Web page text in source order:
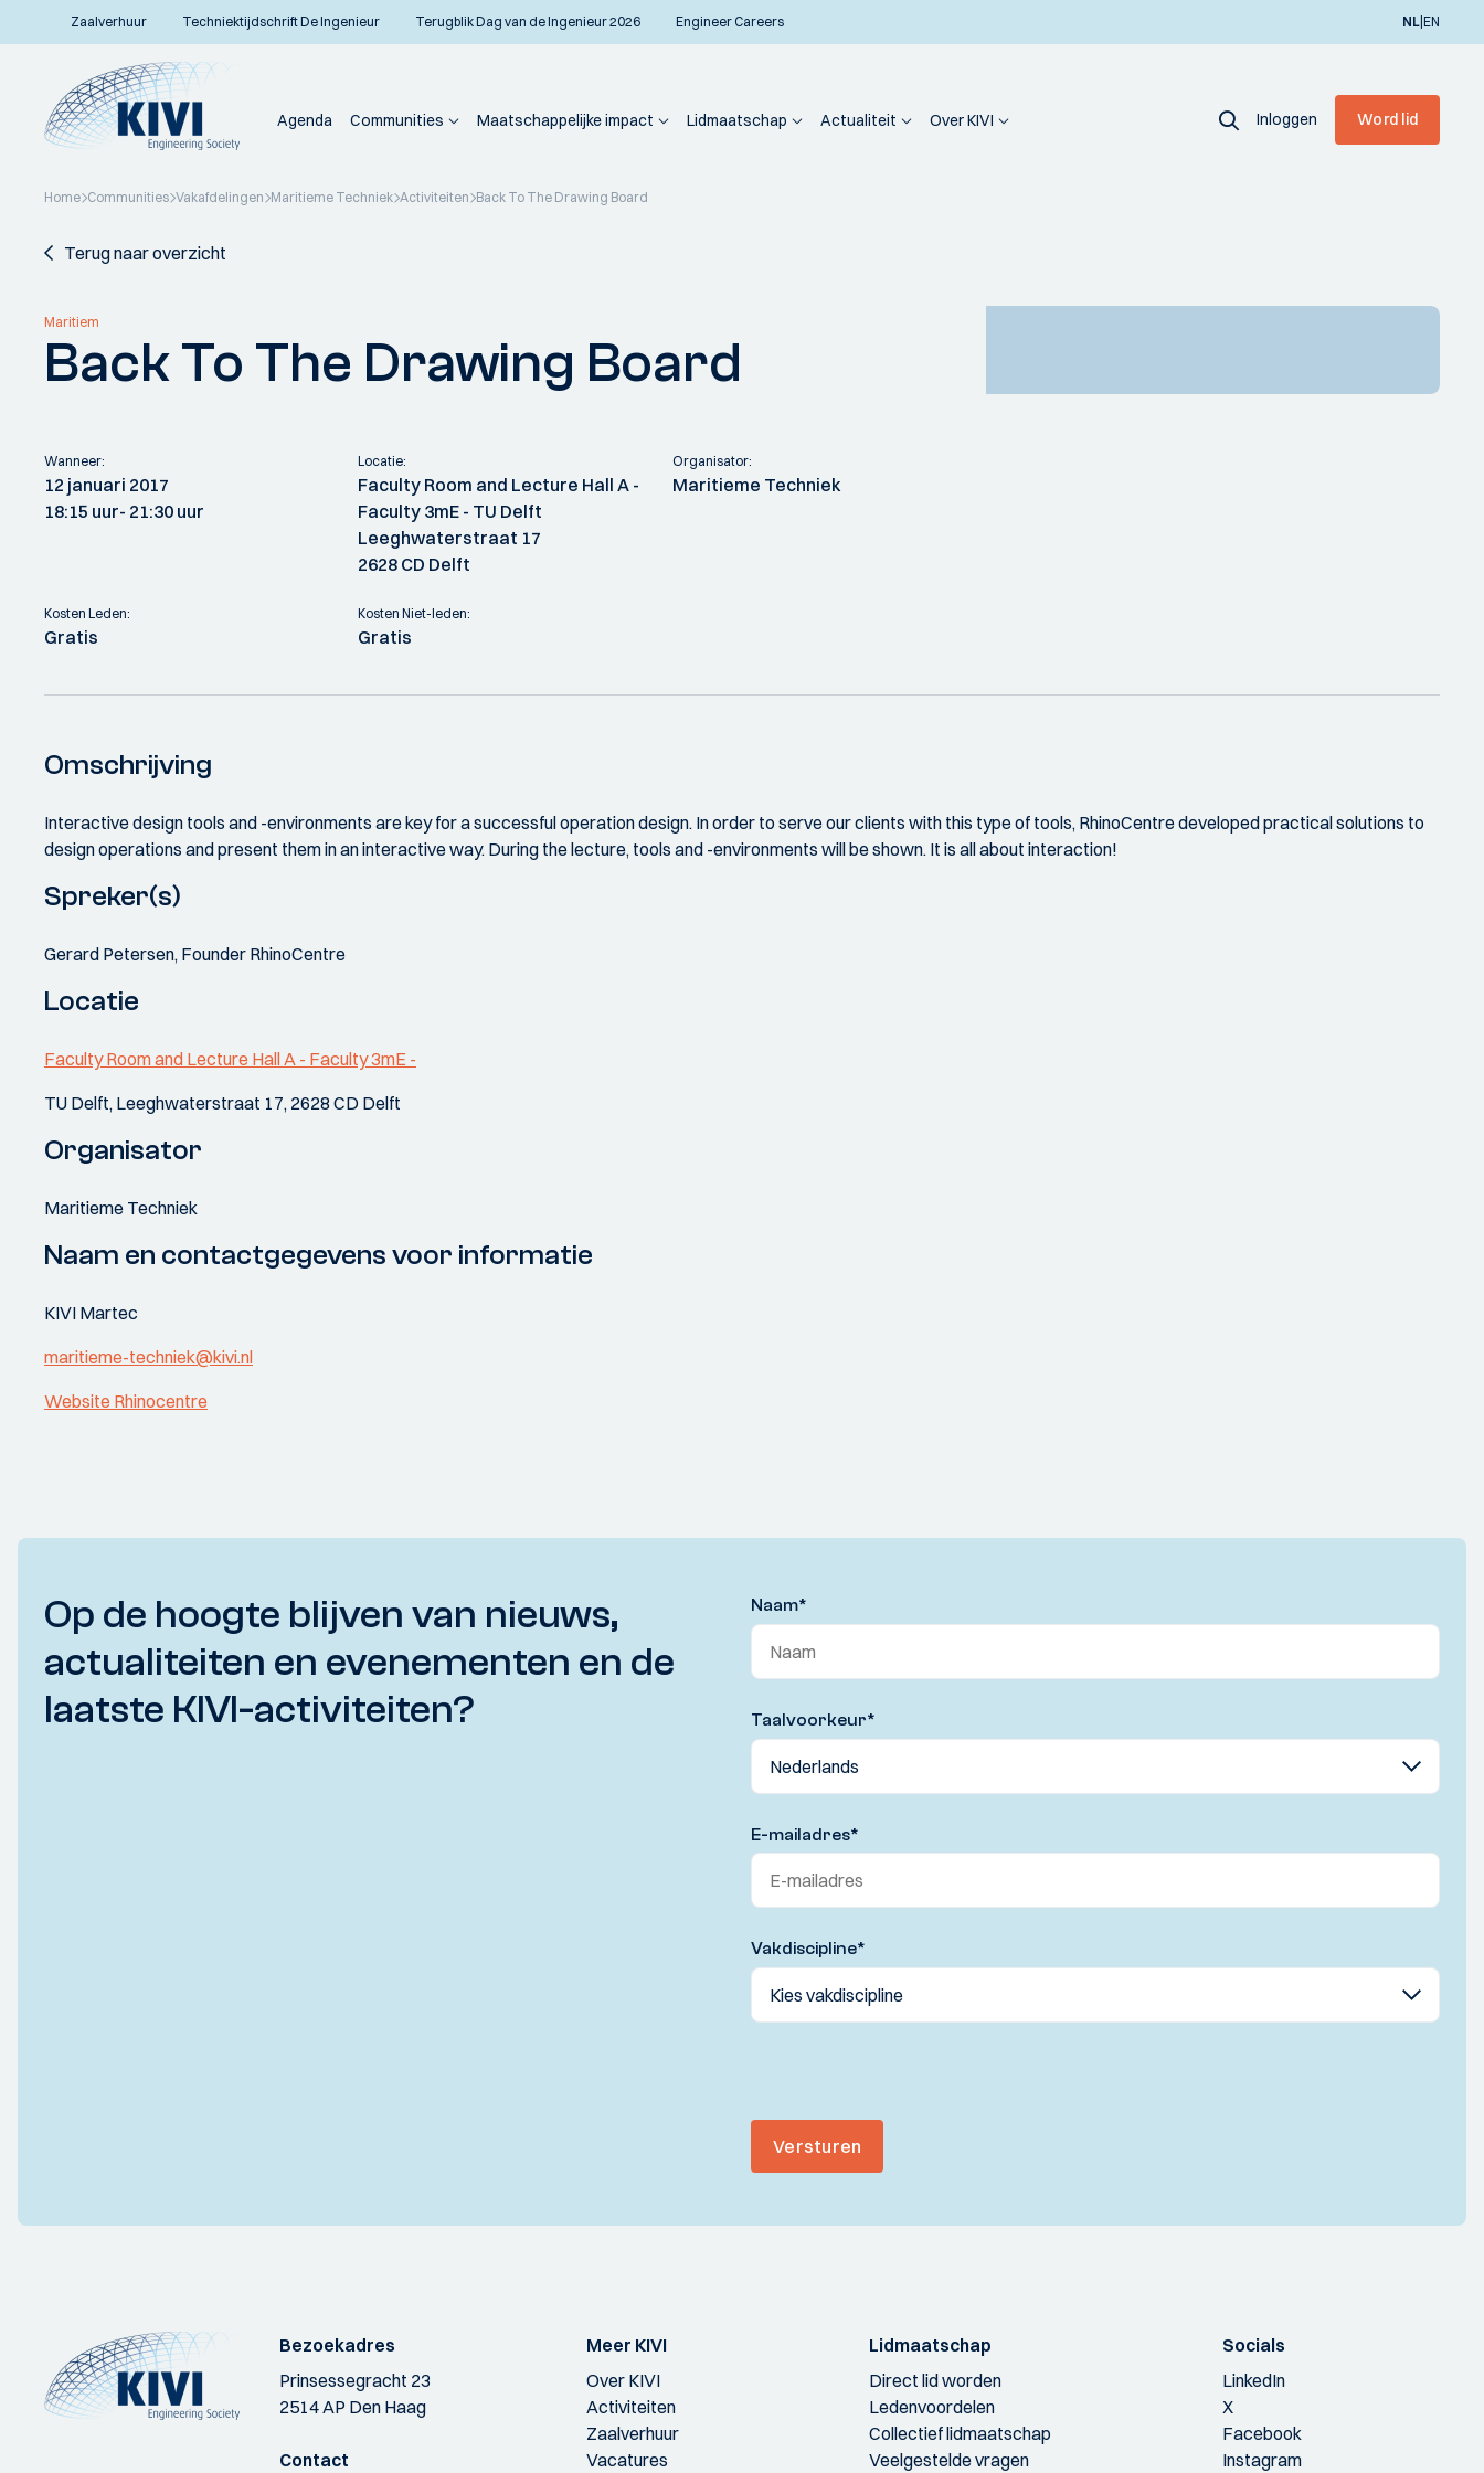
Zaalverhuur Techniektijdschrift De Ingenieur Terugblik Dag van de Ingenieur 2026 Engineer Careers NL|EN
Agenda Communities Maatschappelijke impact Lidmaatschap Actualiteit Over KIVI Inloggen Word lid
Home Communities Vakafdelingen Maritieme Techniek Activiteiten Back To The Drawing Board
Terug naar overzicht
Maritiem
Back To The Drawing Board
Wanneer:
12 januari 2017
18:15 uur- 21:30 uur
Locatie:
Faculty Room and Lecture Hall A -
Faculty 3mE - TU Delft
Leeghwaterstraat 17
2628 CD Delft
Organisator:
Maritieme Techniek
Kosten Leden:
Gratis
Kosten Niet-leden:
Gratis
Omschrijving
Interactive design tools and -environments are key for a successful operation design. In order to serve our clients with this type of tools, RhinoCentre developed practical solutions to
design operations and present them in an interactive way. During the lecture, tools and -environments will be shown. It is all about interaction!
Spreker(s)
Gerard Petersen, Founder RhinoCentre
Locatie
Faculty Room and Lecture Hall A - Faculty 3mE -
TU Delft, Leeghwaterstraat 17, 2628 CD Delft
Organisator
Maritieme Techniek
Naam en contactgegevens voor informatie
KIVI Martec
maritieme-techniek@kivi.nl
Website Rhinocentre
Op de hoogte blijven van nieuws,
actualiteiten en evenementen en de
laatste KIVI-activiteiten?
Naam*
Taalvoorkeur*
E-mailadres*
Vakdiscipline*
Versturen
Bezoekadres
Prinsessegracht 23
2514 AP Den Haag
Contact
Meer KIVI
Over KIVI
Activiteiten
Zaalverhuur
Vacatures
Lidmaatschap
Direct lid worden
Ledenvoordelen
Collectief lidmaatschap
Veelgestelde vragen
Socials
LinkedIn
X
Facebook
Instagram